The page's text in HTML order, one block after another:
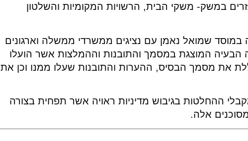
במשק- משקי הבית, הרשויות המקומיות והשלטון
סדנה במוסד שמואל נאמן עם נציגים ממשרדי ממשלה וארגונים
המוצגת במסמך והתובנות וההמלצות אשר הועלו
את מסמך הבסיס, ההערות והתובנות שעלו ממנו וכן את
ההחלטות בגיבוש מדיניות ראויה אשר תפחית בצורה
אלה.